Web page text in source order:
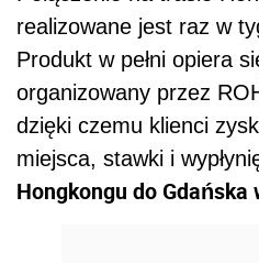
realizowane jest raz w
Produkt w pełni opiera
organizowany przez
dzięki czemu klienci
miejsca, stawki i
Hongkongu do Gdańska